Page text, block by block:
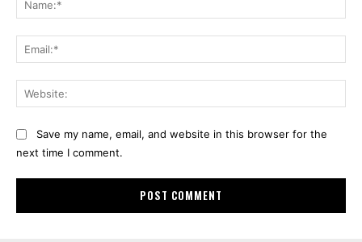
Save my name, email, and website in this browser for the
next time I comment.